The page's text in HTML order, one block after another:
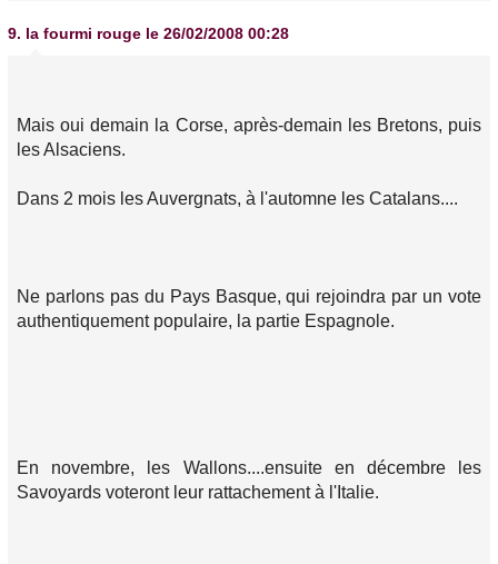
9. la fourmi rouge le 26/02/2008 00:28
Mais oui demain la Corse, après-demain les Bretons, puis
les Alsaciens.
Dans 2 mois les Auvergnats, à l'automne les Catalans....
Ne parlons pas du Pays Basque, qui rejoindra par un vote
authentiquement populaire, la partie Espagnole.
En novembre, les Wallons....ensuite en décembre les
Savoyards voteront leur rattachement à l'Italie.